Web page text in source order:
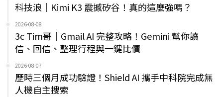
科技浪｜Kimi K3 震撼矽谷！真的這麼強嗎？
2026-08-08
3c Tim哥｜Gmail AI 完整攻略！Gemini 幫你讀
信、回信、整理行程與一鍵比價
2026-08-07
歷時三個月成功驗證！Shield AI 攜手中科院完成無
人機自主搜索